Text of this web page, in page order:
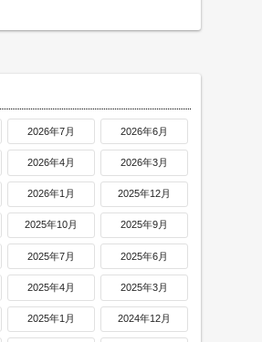
2026年7月 2026年6月
2026年4月 2026年3月
2026年1月 2025年12月
2025年10月 2025年9月
2025年7月 2025年6月
2025年4月 2025年3月
2025年1月 2024年12月